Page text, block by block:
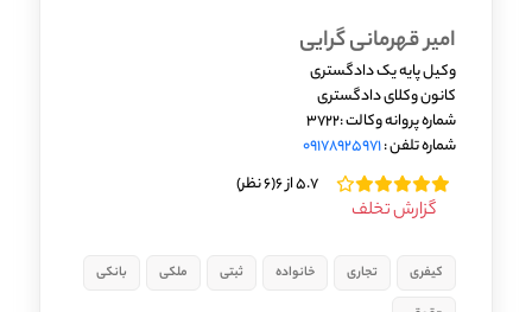
امیر قهرمانی گرایی
وکیل پایه یک دادگستری
کانون وکلای دادگستری
شماره پروانه وکالت :3722
شماره تلفن :09178925971
5.7 از 6
(6 نظر)
گزارش تخلف
کیفری تجاری خانواده ثبتی ملکی
بانکی